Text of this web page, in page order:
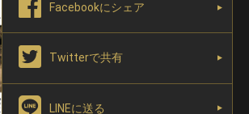
Facebookにシェア
Twitterで共有
LINEに送る